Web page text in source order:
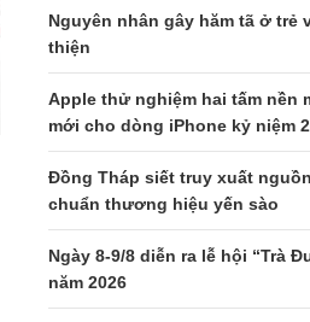
Nguyên nhân gây hăm tã ở trẻ
thiện
Apple thử nghiệm hai tấm nền
mới cho dòng iPhone kỷ niệm
Đồng Tháp siết truy xuất
chuẩn thương hiệu yến sào
Ngày 8-9/8 diễn ra lễ hội “Trà
năm 2026